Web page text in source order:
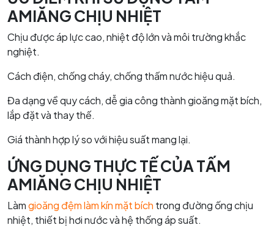
AMIĂNG CHỊU NHIỆT
Chịu được áp lực cao, nhiệt độ lớn và môi trường khắc
nghiệt.
Cách điện, chống cháy, chống thấm nước hiệu quả.
Đa dạng về quy cách, dễ gia công thành gioăng mặt bích,
lắp đặt và thay thế.
Giá thành hợp lý so với hiệu suất mang lại.
ỨNG DỤNG THỰC TẾ CỦA TẤM
AMIĂNG CHỊU NHIỆT
Làmgioăng đệm làm kín mặt bích trong đường ống chịu
nhiệt, thiết bị hơi nước và hệ thống áp suất.